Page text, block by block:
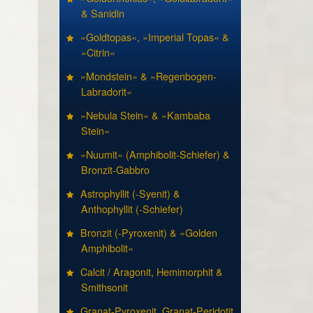
& Sanidin
»Goldtopas«, »Imperial Topas« &
»Citrin«
»Mondstein« & »Regenbogen-
Labradorit«
»Nebula Stein« & »Kambaba
Stein«
»Nuumit« (Amphibolit-Schiefer) &
Bronzit-Gabbro
Astrophyllit (-Syenit) &
Anthophyllit (-Schiefer)
Bronzit (-Pyroxenit) & »Golden
Amphibolit«
Calcit / Aragonit, Hemimorphit &
Smithsonit